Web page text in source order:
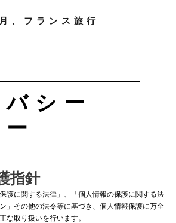
、フランス旅行
シー
指針
護に関する法律」、「個人情報の保護に関する法
」その他の法令等に基づき、個人情報保護に万全
な取り扱いを行います。